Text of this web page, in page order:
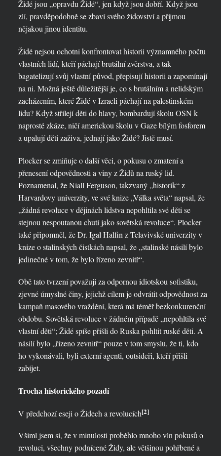
Židé jsou „opravdu Židé“, jen když jsou dobří. Když jsou
zlí, pravděpodobně se zbaví svého židovství a přijmou
nějakou jinou identitu.
Židé nejsou ochotni konfrontovat historii významného počtu
vlastních lidí, kteří páchají brutální zvěrstva, a tak
bagatelizují svůj vlastní původ, přepisují historii a zapomínají
na ni. Možná ještě důležitější je, co s brutálním a nelidským
zacházením, které Židé v Izraeli páchají na palestinském
lidu? Když střílejí děti do hlavy, bombardují školu OSN k
naprosté zkáze, ničí americkou školu v Gaze bílým fosforem
a upalují děti zaživa, jednají jako Židé? Jistě musí.
Plocker se zmiňuje o další věci, o pokusu o zmatení a
přenesení odpovědnosti a viny z Židů na ruský lid.
Poznamenal, že Niall Ferguson, takzvaný „historik“ z
Harvardovy univerzity, ve své knize „Válka světa“ napsal, že
„žádná revoluce v dějinách lidstva nepohltila své děti se
stejnou nespoutanou chutí jako sovětská revoluce“. Plocker
také připomněl, že Dr. Igal Halfin z Telavivské univerzity v
knize o stalinských čistkách napsal, že „stalinské násilí bylo
jedinečné v tom, že bylo řízeno zevnitř“.
Obě tato tvrzení považuji za odpornou idiotskou sofistiku,
zjevné úmyslné činy, jejichž cílem je odvrátit odpovědnost za
kampaň masového vraždění, která má téměř bezkonkurenční
obdobu. Sovětská revoluce v žádném případě „nepohltila své
vlastní děti“; Židé spíše přišli do Ruska pohltit ruské děti. A
násilí bylo „řízeno zevnitř“ pouze v tom smyslu, že ti, kdo
ho vykonávali, byli externí agenti, outsideři, kteří přišli
zabíjet.
Trocha historického pozadí
V předchozí eseji o Židech a revolucích[2]
Všiml jsem si, že v minulosti proběhlo mnoho vln pokusů o
revoluci, všechny podnícené Židy, ale většinou pohřbené a